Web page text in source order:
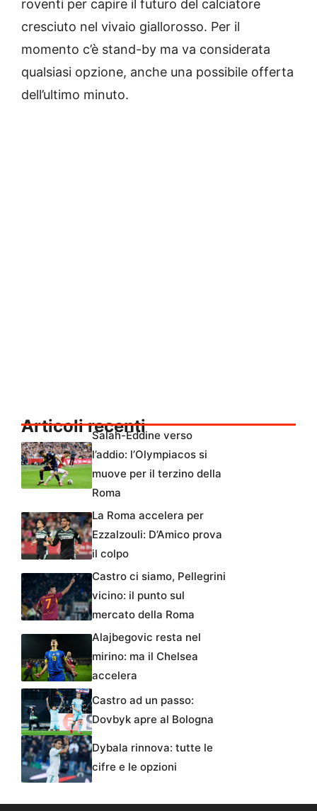
roventi per capire il futuro del calciatore
cresciuto nel vivaio giallorosso. Per il
momento c’è stand-by ma va considerata
qualsiasi opzione, anche una possibile offerta
dell’ultimo minuto.
Articoli recenti
Salah-Eddine verso
l’addio: l’Olympiacos si
muove per il terzino della
Roma
La Roma accelera per
Ezzalzouli: D’Amico prova
il colpo
Castro ci siamo, Pellegrini
vicino: il punto sul
mercato della Roma
Alajbegovic resta nel
mirino: ma il Chelsea
accelera
Castro ad un passo:
Dovbyk apre al Bologna
Dybala rinnova: tutte le
cifre e le opzioni